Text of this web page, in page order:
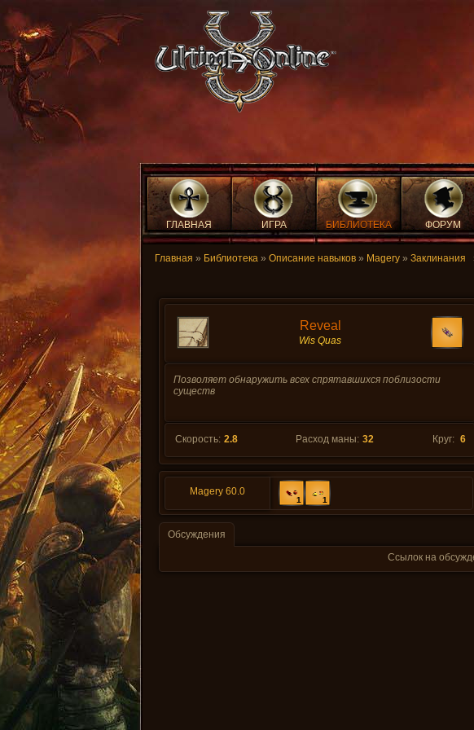
ГЛАВНАЯ ИГРА БИБЛИОТЕКА ФОРУМ
Главная » Библиотека » Описание навыков » Magery » Заклинания
Reveal
Wis Quas
Позволяет обнаружить всех спрятавшихся поблизости
существ
Скорость: 2.8 Расход маны: 32 Круг: 6
Magery 60.0
1 1
Обсуждения
Ссылок на